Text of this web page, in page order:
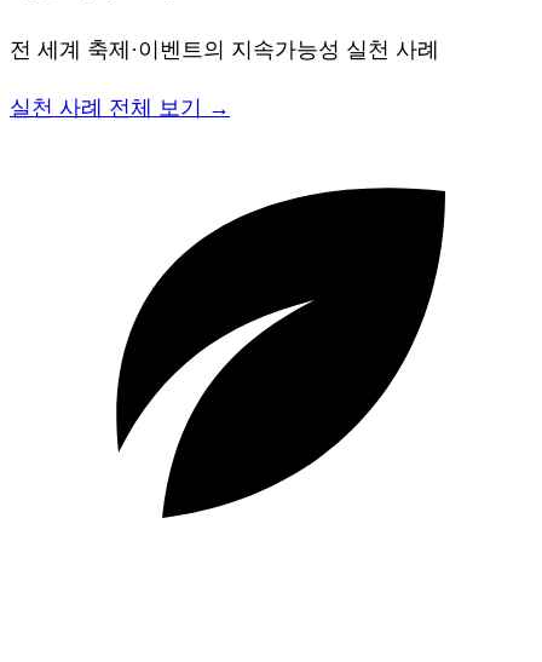
전 세계 축제·이벤트의 지속가능성 실천 사례
실천 사례 전체 보기 →